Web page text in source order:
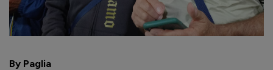
By Paglia